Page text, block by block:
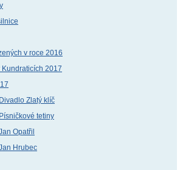
v roce 2016
Kundraticích 2017
Zlatý klíč
tetiny
Opatřil
Hrubec